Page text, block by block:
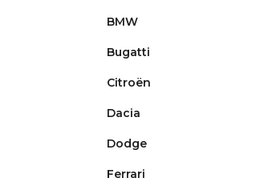
BMW
Bugatti
Citroën
Dacia
Dodge
Ferrari